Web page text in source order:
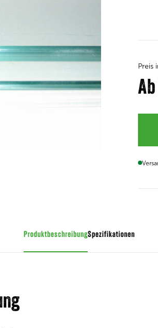
Preis
Ab
ProduktbeschreibungSpezifikationen